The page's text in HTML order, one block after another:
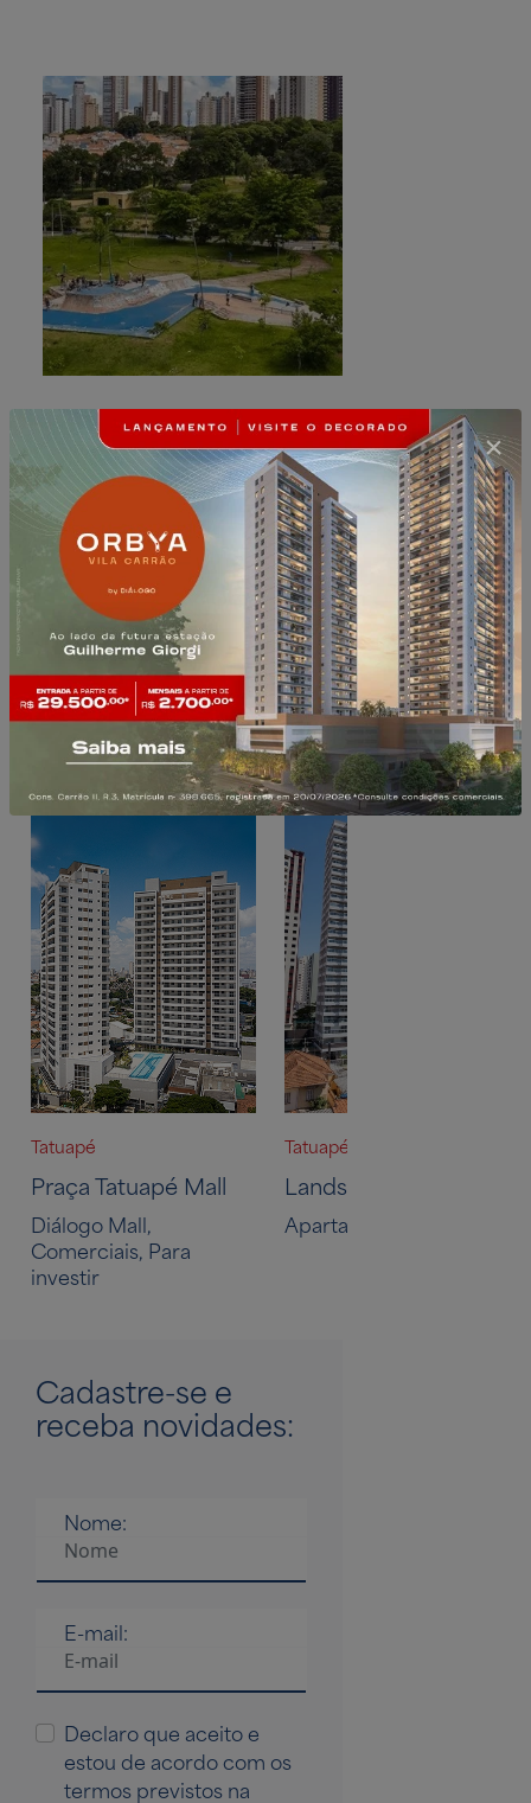
Bairro Tatuapé Radial Leste
Quem procurou
esse imóvel
também achou
esses aqui:
Pronto para investir
Tatuapé
Praça Tatuapé Mall
Diálogo Mall,
Comerciais, Para
investir
Portfólio
Tatuapé
Landscape Tatuapé
Apartamentos
Cadastre-se e
receba novidades:
Nome:
E-mail:
Declaro que aceito e
estou de acordo com os
termos previstos na